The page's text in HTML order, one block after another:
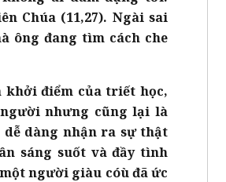
Chúa (11,27). Ngài sai
ông đang tìm cách che
khởi điểm của triết học,
nhưng cũng lại là
dàng nhận ra sự thật
sáng suốt và đầy tình
người giàu cóù đã ức